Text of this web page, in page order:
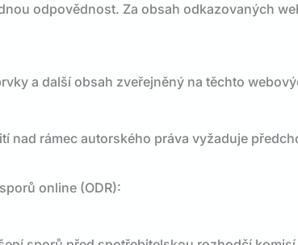
odpovědnost. Za obsah odkazovaných
a další obsah zveřejněný na těchto
nad rámec autorského práva vyžaduje
online (ODR):